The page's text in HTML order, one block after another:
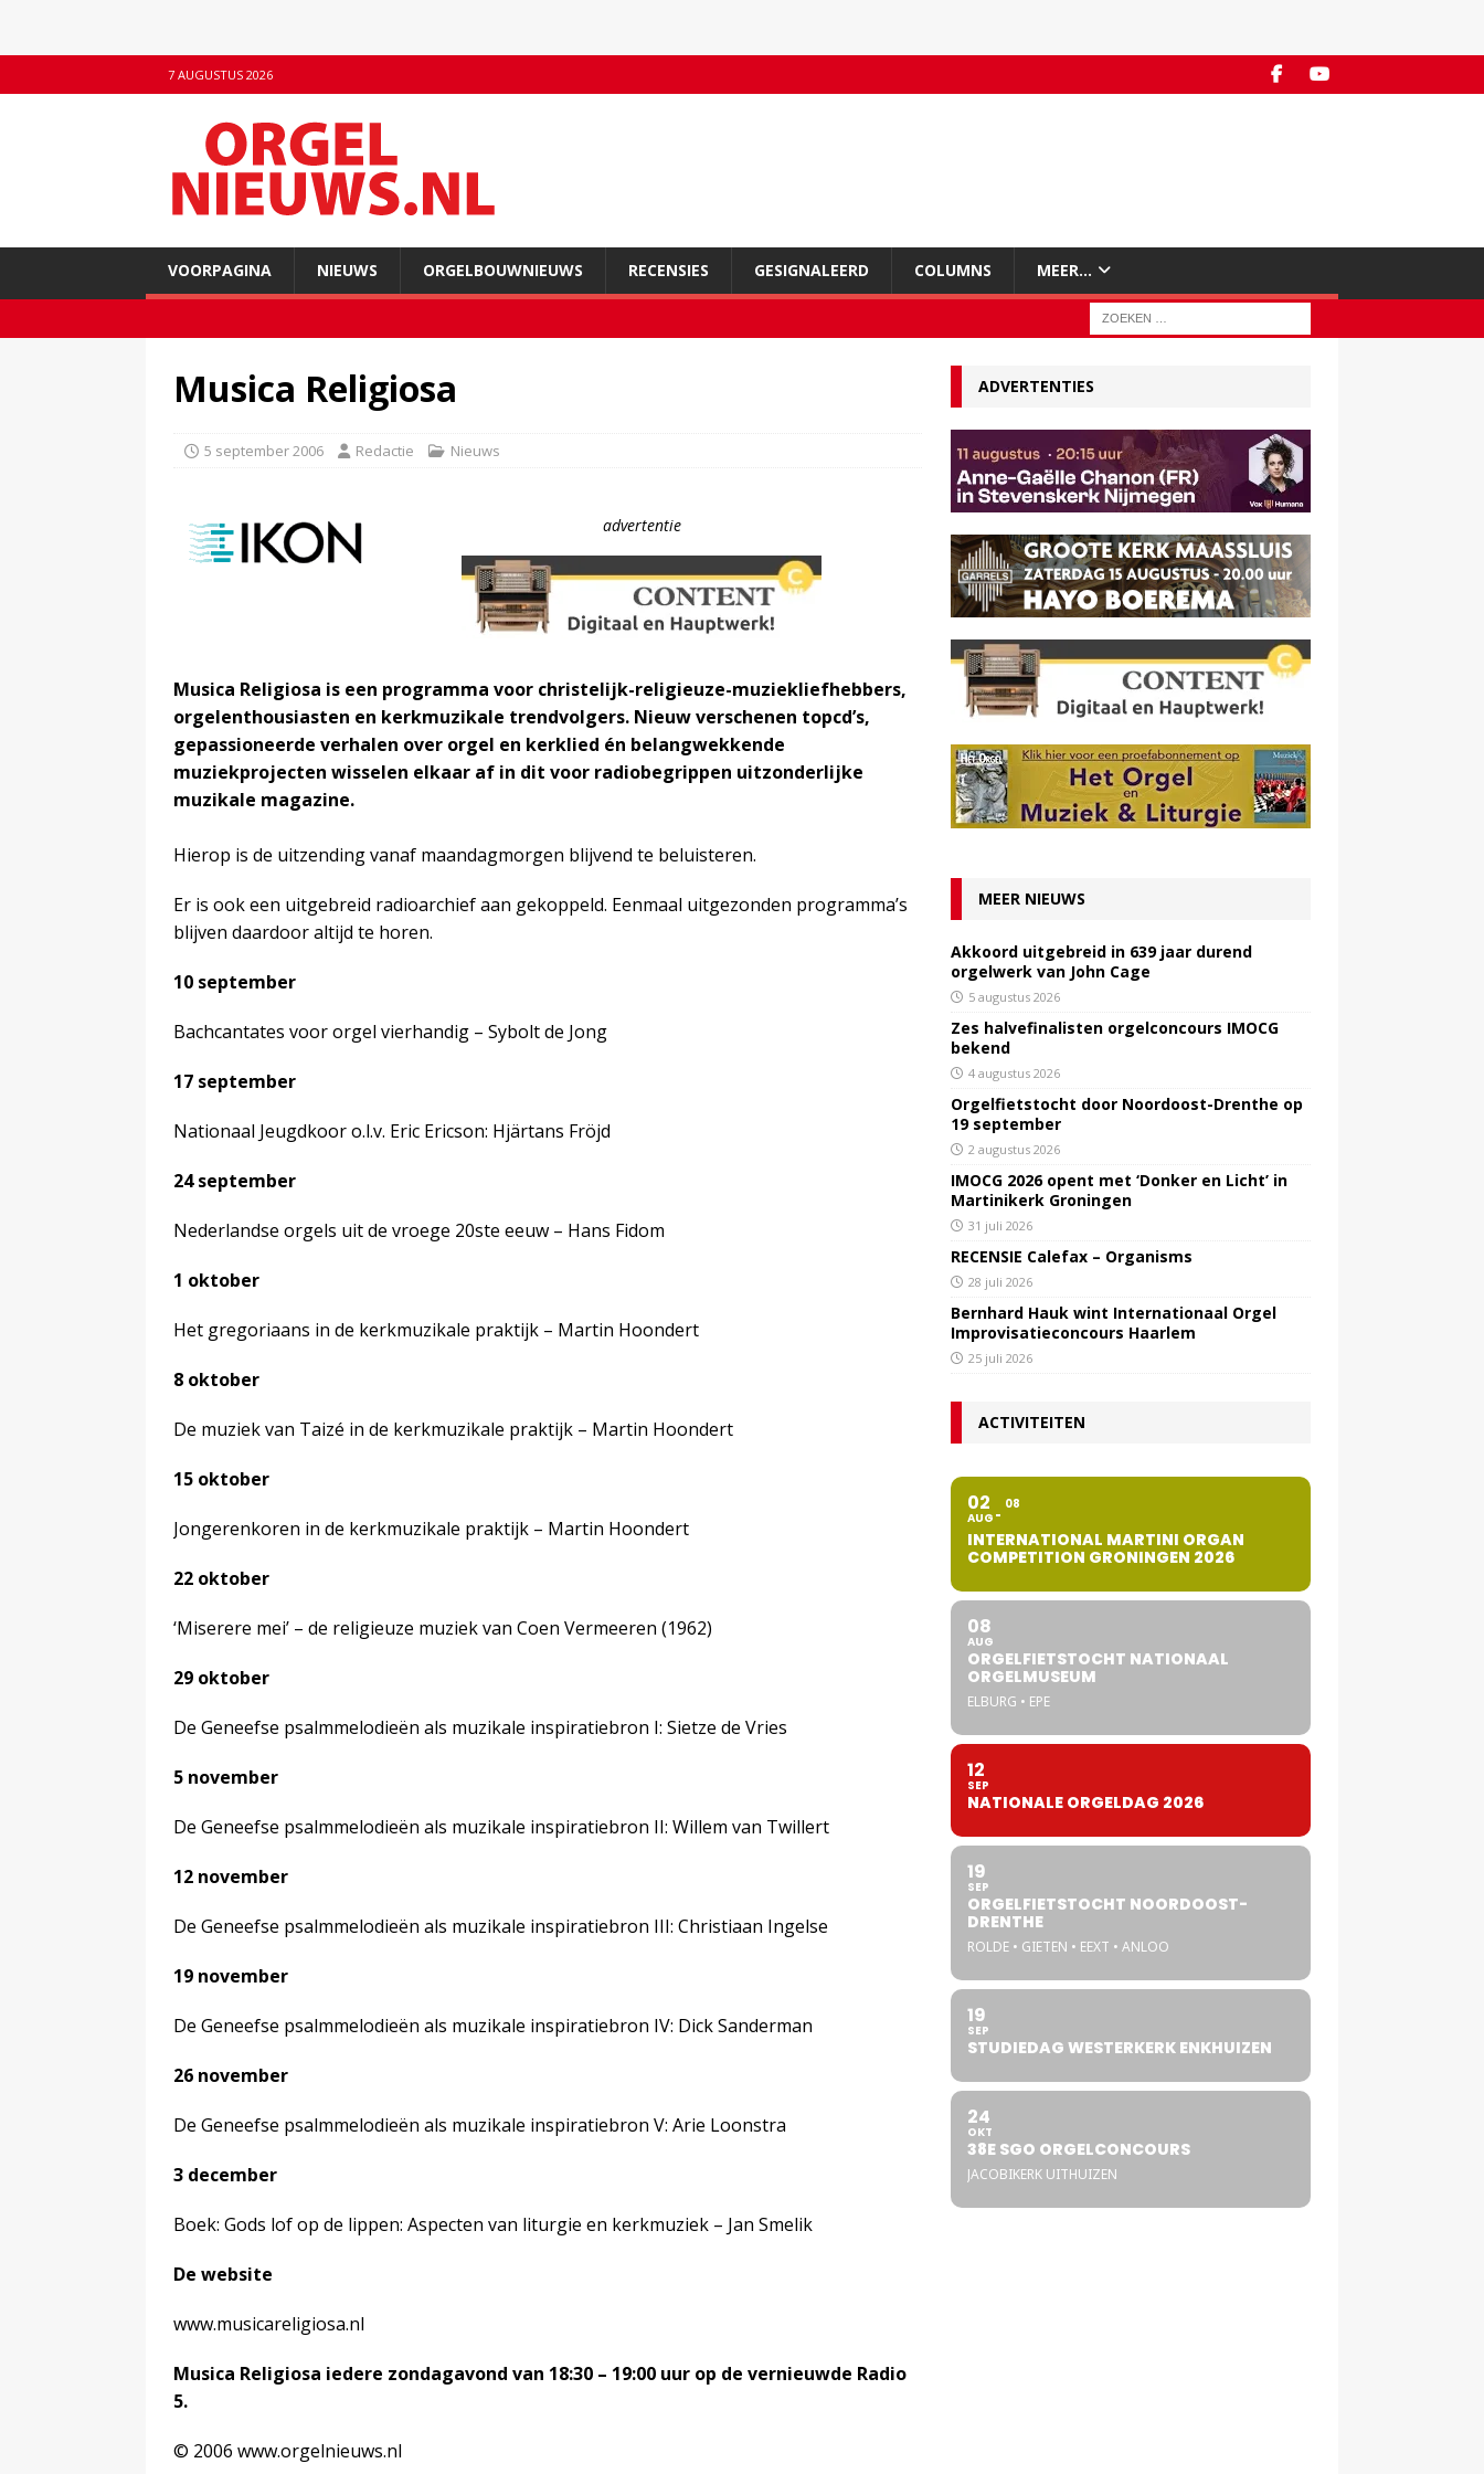
7 AUGUSTUS 2026
VOORPAGINA NIEUWS ORGELBOUWNIEUWS RECENSIES GESIGNALEERD COLUMNS MEER…
Musica Religiosa
5 september 2006 Redactie Nieuws
advertentie
Musica Religiosa is een programma voor christelijk-religieuze-muziekliefhebbers,
orgelenthousiasten en kerkmuzikale trendvolgers. Nieuw verschenen topcd’s,
gepassioneerde verhalen over orgel en kerklied én belangwekkende
muziekprojecten wisselen elkaar af in dit voor radiobegrippen uitzonderlijke
muzikale magazine.
Hierop is de uitzending vanaf maandagmorgen blijvend te beluisteren.
Er is ook een uitgebreid radioarchief aan gekoppeld. Eenmaal uitgezonden programma’s
blijven daardoor altijd te horen.
10 september
Bachcantates voor orgel vierhandig – Sybolt de Jong
17 september
Nationaal Jeugdkoor o.l.v. Eric Ericson: Hjärtans Fröjd
24 september
Nederlandse orgels uit de vroege 20ste eeuw – Hans Fidom
1 oktober
Het gregoriaans in de kerkmuzikale praktijk – Martin Hoondert
8 oktober
De muziek van Taizé in de kerkmuzikale praktijk – Martin Hoondert
15 oktober
Jongerenkoren in de kerkmuzikale praktijk – Martin Hoondert
22 oktober
‘Miserere mei’ – de religieuze muziek van Coen Vermeeren (1962)
29 oktober
De Geneefse psalmmelodieën als muzikale inspiratiebron I: Sietze de Vries
5 november
De Geneefse psalmmelodieën als muzikale inspiratiebron II: Willem van Twillert
12 november
De Geneefse psalmmelodieën als muzikale inspiratiebron III: Christiaan Ingelse
19 november
De Geneefse psalmmelodieën als muzikale inspiratiebron IV: Dick Sanderman
26 november
De Geneefse psalmmelodieën als muzikale inspiratiebron V: Arie Loonstra
3 december
Boek: Gods lof op de lippen: Aspecten van liturgie en kerkmuziek – Jan Smelik
De website
www.musicareligiosa.nl
Musica Religiosa iedere zondagavond van 18:30 – 19:00 uur op de vernieuwde Radio
5.
© 2006 www.orgelnieuws.nl
ADVERTENTIES
MEER NIEUWS
Akkoord uitgebreid in 639 jaar durend
orgelwerk van John Cage
5 augustus 2026
Zes halvefinalisten orgelconcours IMOCG
bekend
4 augustus 2026
Orgelfietstocht door Noordoost-Drenthe op
19 september
2 augustus 2026
IMOCG 2026 opent met ‘Donker en Licht’ in
Martinikerk Groningen
31 juli 2026
RECENSIE Calefax – Organisms
28 juli 2026
Bernhard Hauk wint Internationaal Orgel
Improvisatieconcours Haarlem
25 juli 2026
ACTIVITEITEN
02
AUG
08
INTERNATIONAL MARTINI ORGAN
COMPETITION GRONINGEN 2026
08
AUG
ORGELFIETSTOCHT NATIONAAL
ORGELMUSEUM
ELBURG • EPE
12
SEP
NATIONALE ORGELDAG 2026
19
SEP
ORGELFIETSTOCHT NOORDOOST-
DRENTHE
ROLDE • GIETEN • EEXT • ANLOO
19
SEP
STUDIEDAG WESTERKERK ENKHUIZEN
24
OKT
38E SGO ORGELCONCOURS
JACOBIKERK UITHUIZEN